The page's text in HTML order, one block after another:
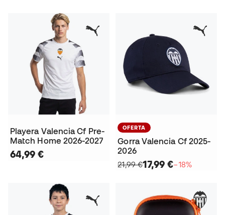
Playera Valencia Cf Pre-
Match Home 2026-2027
64,99 €
OFERTA
Gorra Valencia Cf 2025-
2026
21,99 €17,99 €−18%